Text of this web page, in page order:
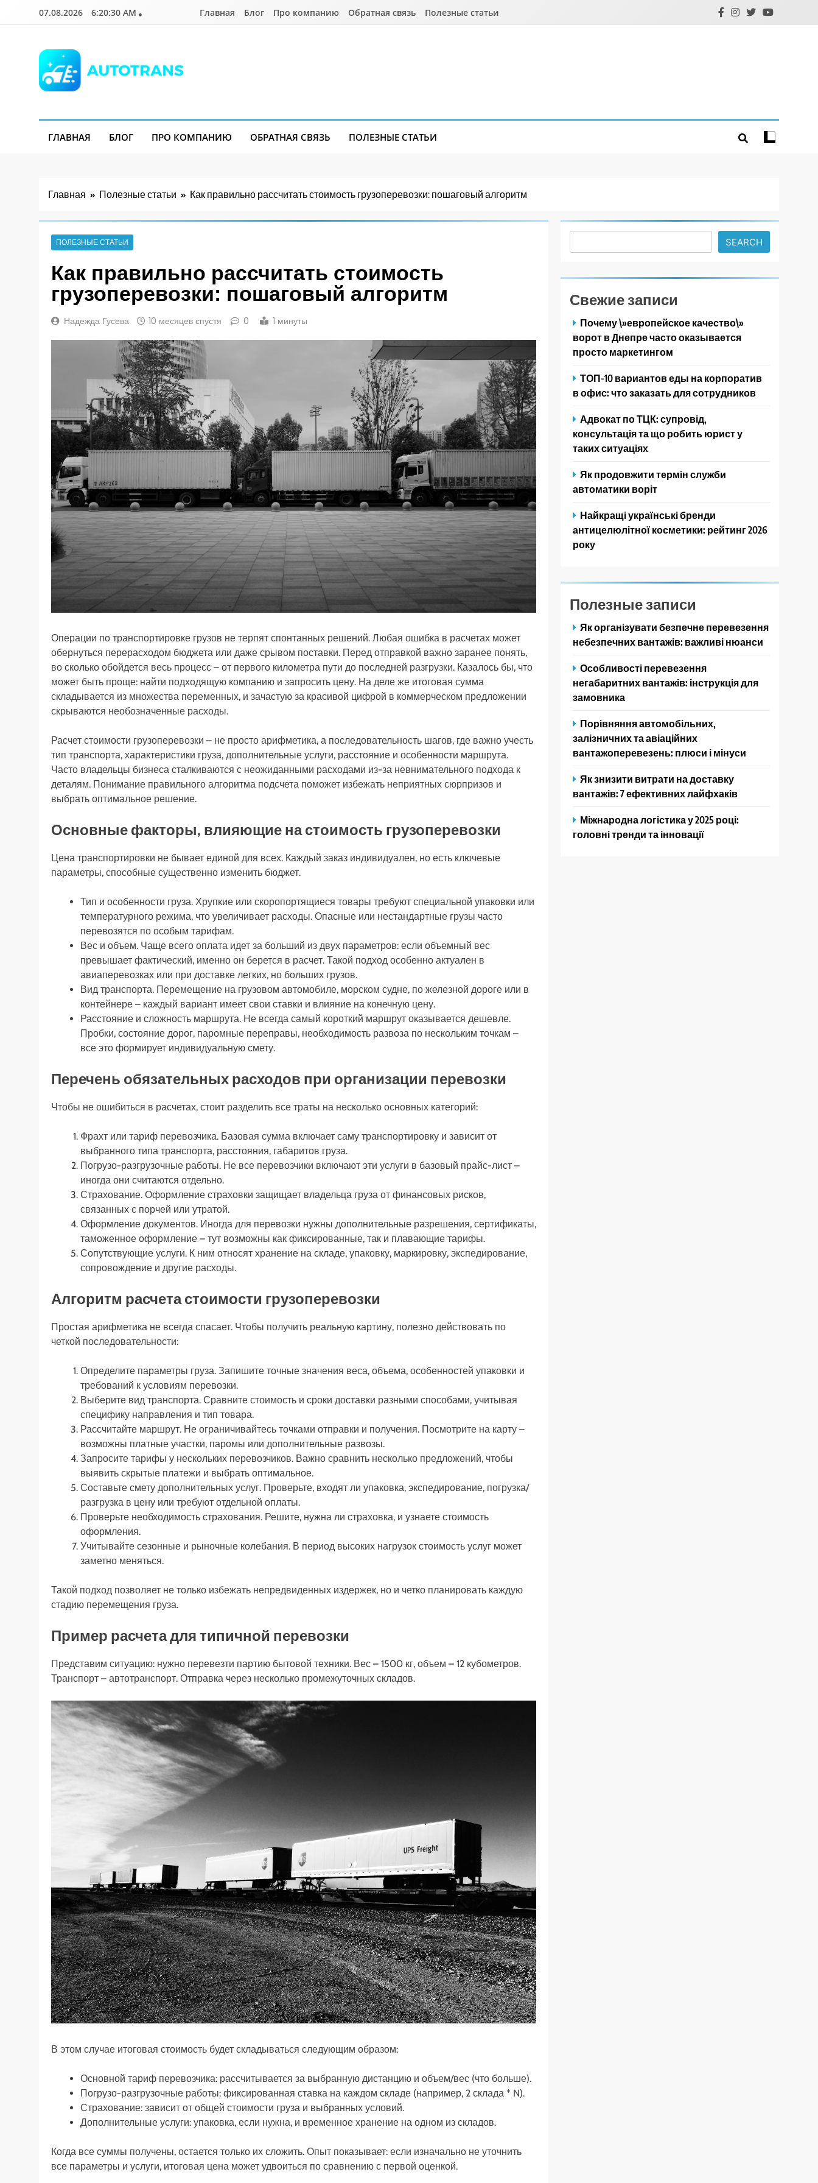
07.08.2026 6:20:31 AM Главная Блог Про компанию Обратная связь Полезные статьи
ГЛАВНАЯ БЛОГ ПРО КОМПАНИЮ ОБРАТНАЯ СВЯЗЬ ПОЛЕЗНЫЕ СТАТЬИ
Главная Полезные статьи Как правильно рассчитать стоимость грузоперевозки: пошаговый алгоритм
ПОЛЕЗНЫЕ СТАТЬИ
Как правильно рассчитать стоимость
грузоперевозки: пошаговый алгоритм
Надежда Гусева 10 месяцев спустя 0 1 минуты
Операции по транспортировке грузов не терпят спонтанных решений. Любая ошибка в расчетах может
обернуться перерасходом бюджета или даже срывом поставки. Перед отправкой важно заранее понять,
во сколько обойдется весь процесс – от первого километра пути до последней разгрузки. Казалось бы, что
может быть проще: найти подходящую компанию и запросить цену. На деле же итоговая сумма
складывается из множества переменных, и зачастую за красивой цифрой в коммерческом предложении
скрываются необозначенные расходы.
Расчет стоимости грузоперевозки – не просто арифметика, а последовательность шагов, где важно учесть
тип транспорта, характеристики груза, дополнительные услуги, расстояние и особенности маршрута.
Часто владельцы бизнеса сталкиваются с неожиданными расходами из-за невнимательного подхода к
деталям. Понимание правильного алгоритма подсчета поможет избежать неприятных сюрпризов и
выбрать оптимальное решение.
Основные факторы, влияющие на стоимость грузоперевозки
Цена транспортировки не бывает единой для всех. Каждый заказ индивидуален, но есть ключевые
параметры, способные существенно изменить бюджет.
Тип и особенности груза. Хрупкие или скоропортящиеся товары требуют специальной упаковки или
температурного режима, что увеличивает расходы. Опасные или нестандартные грузы часто
перевозятся по особым тарифам.
Вес и объем. Чаще всего оплата идет за больший из двух параметров: если объемный вес
превышает фактический, именно он берется в расчет. Такой подход особенно актуален в
авиаперевозках или при доставке легких, но больших грузов.
Вид транспорта. Перемещение на грузовом автомобиле, морском судне, по железной дороге или в
контейнере – каждый вариант имеет свои ставки и влияние на конечную цену.
Расстояние и сложность маршрута. Не всегда самый короткий маршрут оказывается дешевле.
Пробки, состояние дорог, паромные переправы, необходимость развоза по нескольким точкам –
все это формирует индивидуальную смету.
Перечень обязательных расходов при организации перевозки
Чтобы не ошибиться в расчетах, стоит разделить все траты на несколько основных категорий:
Фрахт или тариф перевозчика. Базовая сумма включает саму транспортировку и зависит от
выбранного типа транспорта, расстояния, габаритов груза.
Погрузо-разгрузочные работы. Не все перевозчики включают эти услуги в базовый прайс-лист –
иногда они считаются отдельно.
Страхование. Оформление страховки защищает владельца груза от финансовых рисков,
связанных с порчей или утратой.
Оформление документов. Иногда для перевозки нужны дополнительные разрешения, сертификаты,
таможенное оформление – тут возможны как фиксированные, так и плавающие тарифы.
Сопутствующие услуги. К ним относят хранение на складе, упаковку, маркировку, экспедирование,
сопровождение и другие расходы.
Алгоритм расчета стоимости грузоперевозки
Простая арифметика не всегда спасает. Чтобы получить реальную картину, полезно действовать по
четкой последовательности:
Определите параметры груза. Запишите точные значения веса, объема, особенностей упаковки и
требований к условиям перевозки.
Выберите вид транспорта. Сравните стоимость и сроки доставки разными способами, учитывая
специфику направления и тип товара.
Рассчитайте маршрут. Не ограничивайтесь точками отправки и получения. Посмотрите на карту –
возможны платные участки, паромы или дополнительные развозы.
Запросите тарифы у нескольких перевозчиков. Важно сравнить несколько предложений, чтобы
выявить скрытые платежи и выбрать оптимальное.
Составьте смету дополнительных услуг. Проверьте, входят ли упаковка, экспедирование, погрузка/
разгрузка в цену или требуют отдельной оплаты.
Проверьте необходимость страхования. Решите, нужна ли страховка, и узнаете стоимость
оформления.
Учитывайте сезонные и рыночные колебания. В период высоких нагрузок стоимость услуг может
заметно меняться.
Такой подход позволяет не только избежать непредвиденных издержек, но и четко планировать каждую
стадию перемещения груза.
Пример расчета для типичной перевозки
Представим ситуацию: нужно перевезти партию бытовой техники. Вес – 1500 кг, объем – 12 кубометров.
Транспорт – автотранспорт. Отправка через несколько промежуточных складов.
В этом случае итоговая стоимость будет складываться следующим образом:
Основной тариф перевозчика: рассчитывается за выбранную дистанцию и объем/вес (что больше).
Погрузо-разгрузочные работы: фиксированная ставка на каждом складе (например, 2 склада * N).
Страхование: зависит от общей стоимости груза и выбранных условий.
Дополнительные услуги: упаковка, если нужна, и временное хранение на одном из складов.
Когда все суммы получены, остается только их сложить. Опыт показывает: если изначально не уточнить
все параметры и услуги, итоговая цена может удвоиться по сравнению с первой оценкой.
SEARCH
Свежие записи
Почему \»европейское качество\»
ворот в Днепре часто оказывается
просто маркетингом
ТОП-10 вариантов еды на корпоратив
в офис: что заказать для сотрудников
Адвокат по ТЦК: супровід,
консультація та що робить юрист у
таких ситуаціях
Як продовжити термін служби
автоматики воріт
Найкращі українські бренди
антицелюлітної косметики: рейтинг 2026
року
Полезные записи
Як організувати безпечне перевезення
небезпечних вантажів: важливі нюанси
Особливості перевезення
негабаритних вантажів: інструкція для
замовника
Порівняння автомобільних,
залізничних та авіаційних
вантажоперевезень: плюси і мінуси
Як знизити витрати на доставку
вантажів: 7 ефективних лайфхаків
Міжнародна логістика у 2025 році:
головні тренди та інновації